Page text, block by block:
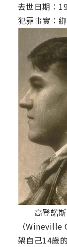
去世日期：
犯罪事實：
高登諾斯
（
架自己14歲